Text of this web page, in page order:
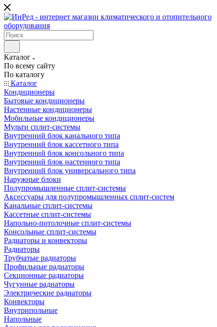
Каталог
По всему сайту
По каталогу
Каталог
Кондиционеры
Бытовые кондиционеры
Настенные кондиционеры
Мобильные кондиционеры
Мульти сплит-системы
Внутренний блок канального типа
Внутренний блок кассетного типа
Внутренний блок консольного типа
Внутренний блок настенного типа
Внутренний блок универсального типа
Наружные блоки
Полупромышленные сплит-системы
Аксессуары для полупромышленных сплит-систем
Канальные сплит-системы
Кассетные сплит-системы
Напольно-потолочные сплит-системы
Консольные сплит-системы
Радиаторы и конвекторы
Радиаторы
Трубчатые радиаторы
Профильные радиаторы
Секционные радиаторы
Чугунные радиаторы
Электрические радиаторы
Конвекторы
Внутрипольные
Напольные